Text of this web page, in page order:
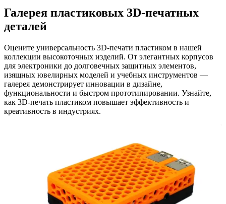
Галерея пластиковых 3D-печатных
деталей
Оцените универсальность 3D-печати пластиком в нашей
коллекции высокоточных изделий. От элегантных корпусов
для электроники до долговечных защитных элементов,
изящных ювелирных моделей и учебных инструментов —
галерея демонстрирует инновации в дизайне,
функциональности и быстром прототипировании. Узнайте,
как 3D-печать пластиком повышает эффективность и
креативность в индустриях.